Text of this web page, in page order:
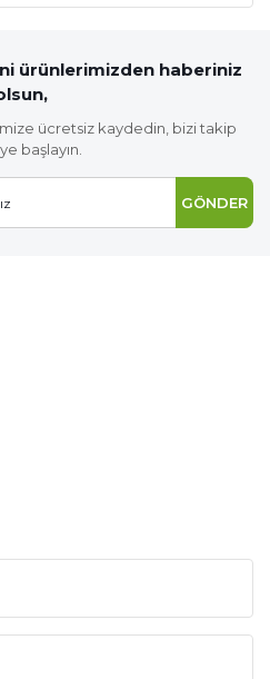
ürünlerimizden haberiniz
ücretsiz kaydedin, bizi takip
başlayın.
GÖNDER